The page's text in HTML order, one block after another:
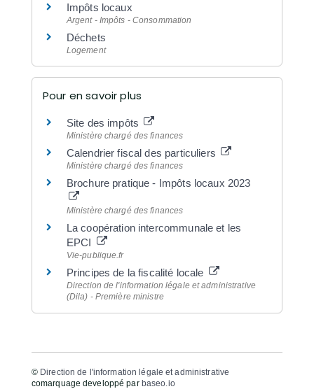
Impôts locaux
Argent - Impôts - Consommation
Déchets
Logement
Pour en savoir plus
Site des impôts
Ministère chargé des finances
Calendrier fiscal des particuliers
Ministère chargé des finances
Brochure pratique - Impôts locaux 2023
Ministère chargé des finances
La coopération intercommunale et les
EPCI
Vie-publique.fr
Principes de la fiscalité locale
Direction de l'information légale et administrative
(Dila) - Première ministre
© Direction de l'information légale et administrative
comarquage developpé par baseo.io